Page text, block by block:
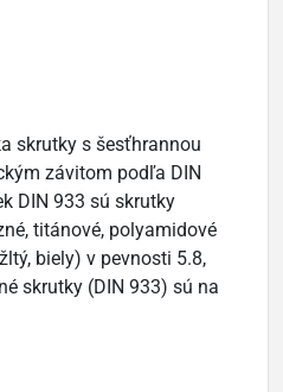
skrutky s šesťhrannou
závitom podľa DIN
DIN 933 sú skrutky
titánové, polyamidové
biely) v pevnosti 5.8,
skrutky (DIN 933) sú na